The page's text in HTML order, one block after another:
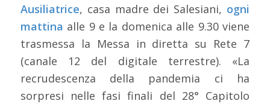
Ausiliatrice, casa madre dei Salesiani, ogni
mattina alle 9 e la domenica alle 9.30 viene
trasmessa la Messa in diretta su Rete 7
(canale 12 del digitale terrestre). «La
recrudescenza della pandemia ci ha
sorpresi nelle fasi finali del 28° Capitolo